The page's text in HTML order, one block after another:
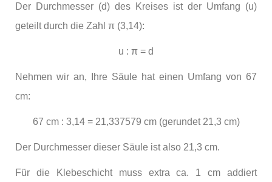
Der Durchmesser (d) des Kreises ist der Umfang (u)
geteilt durch die Zahl π (3,14):
u : π = d
Nehmen wir an, Ihre Säule hat einen Umfang von 67
cm:
67 cm : 3,14 = 21,337579 cm (gerundet 21,3 cm)
Der Durchmesser dieser Säule ist also 21,3 cm.
Für die Klebeschicht muss extra ca. 1 cm addiert